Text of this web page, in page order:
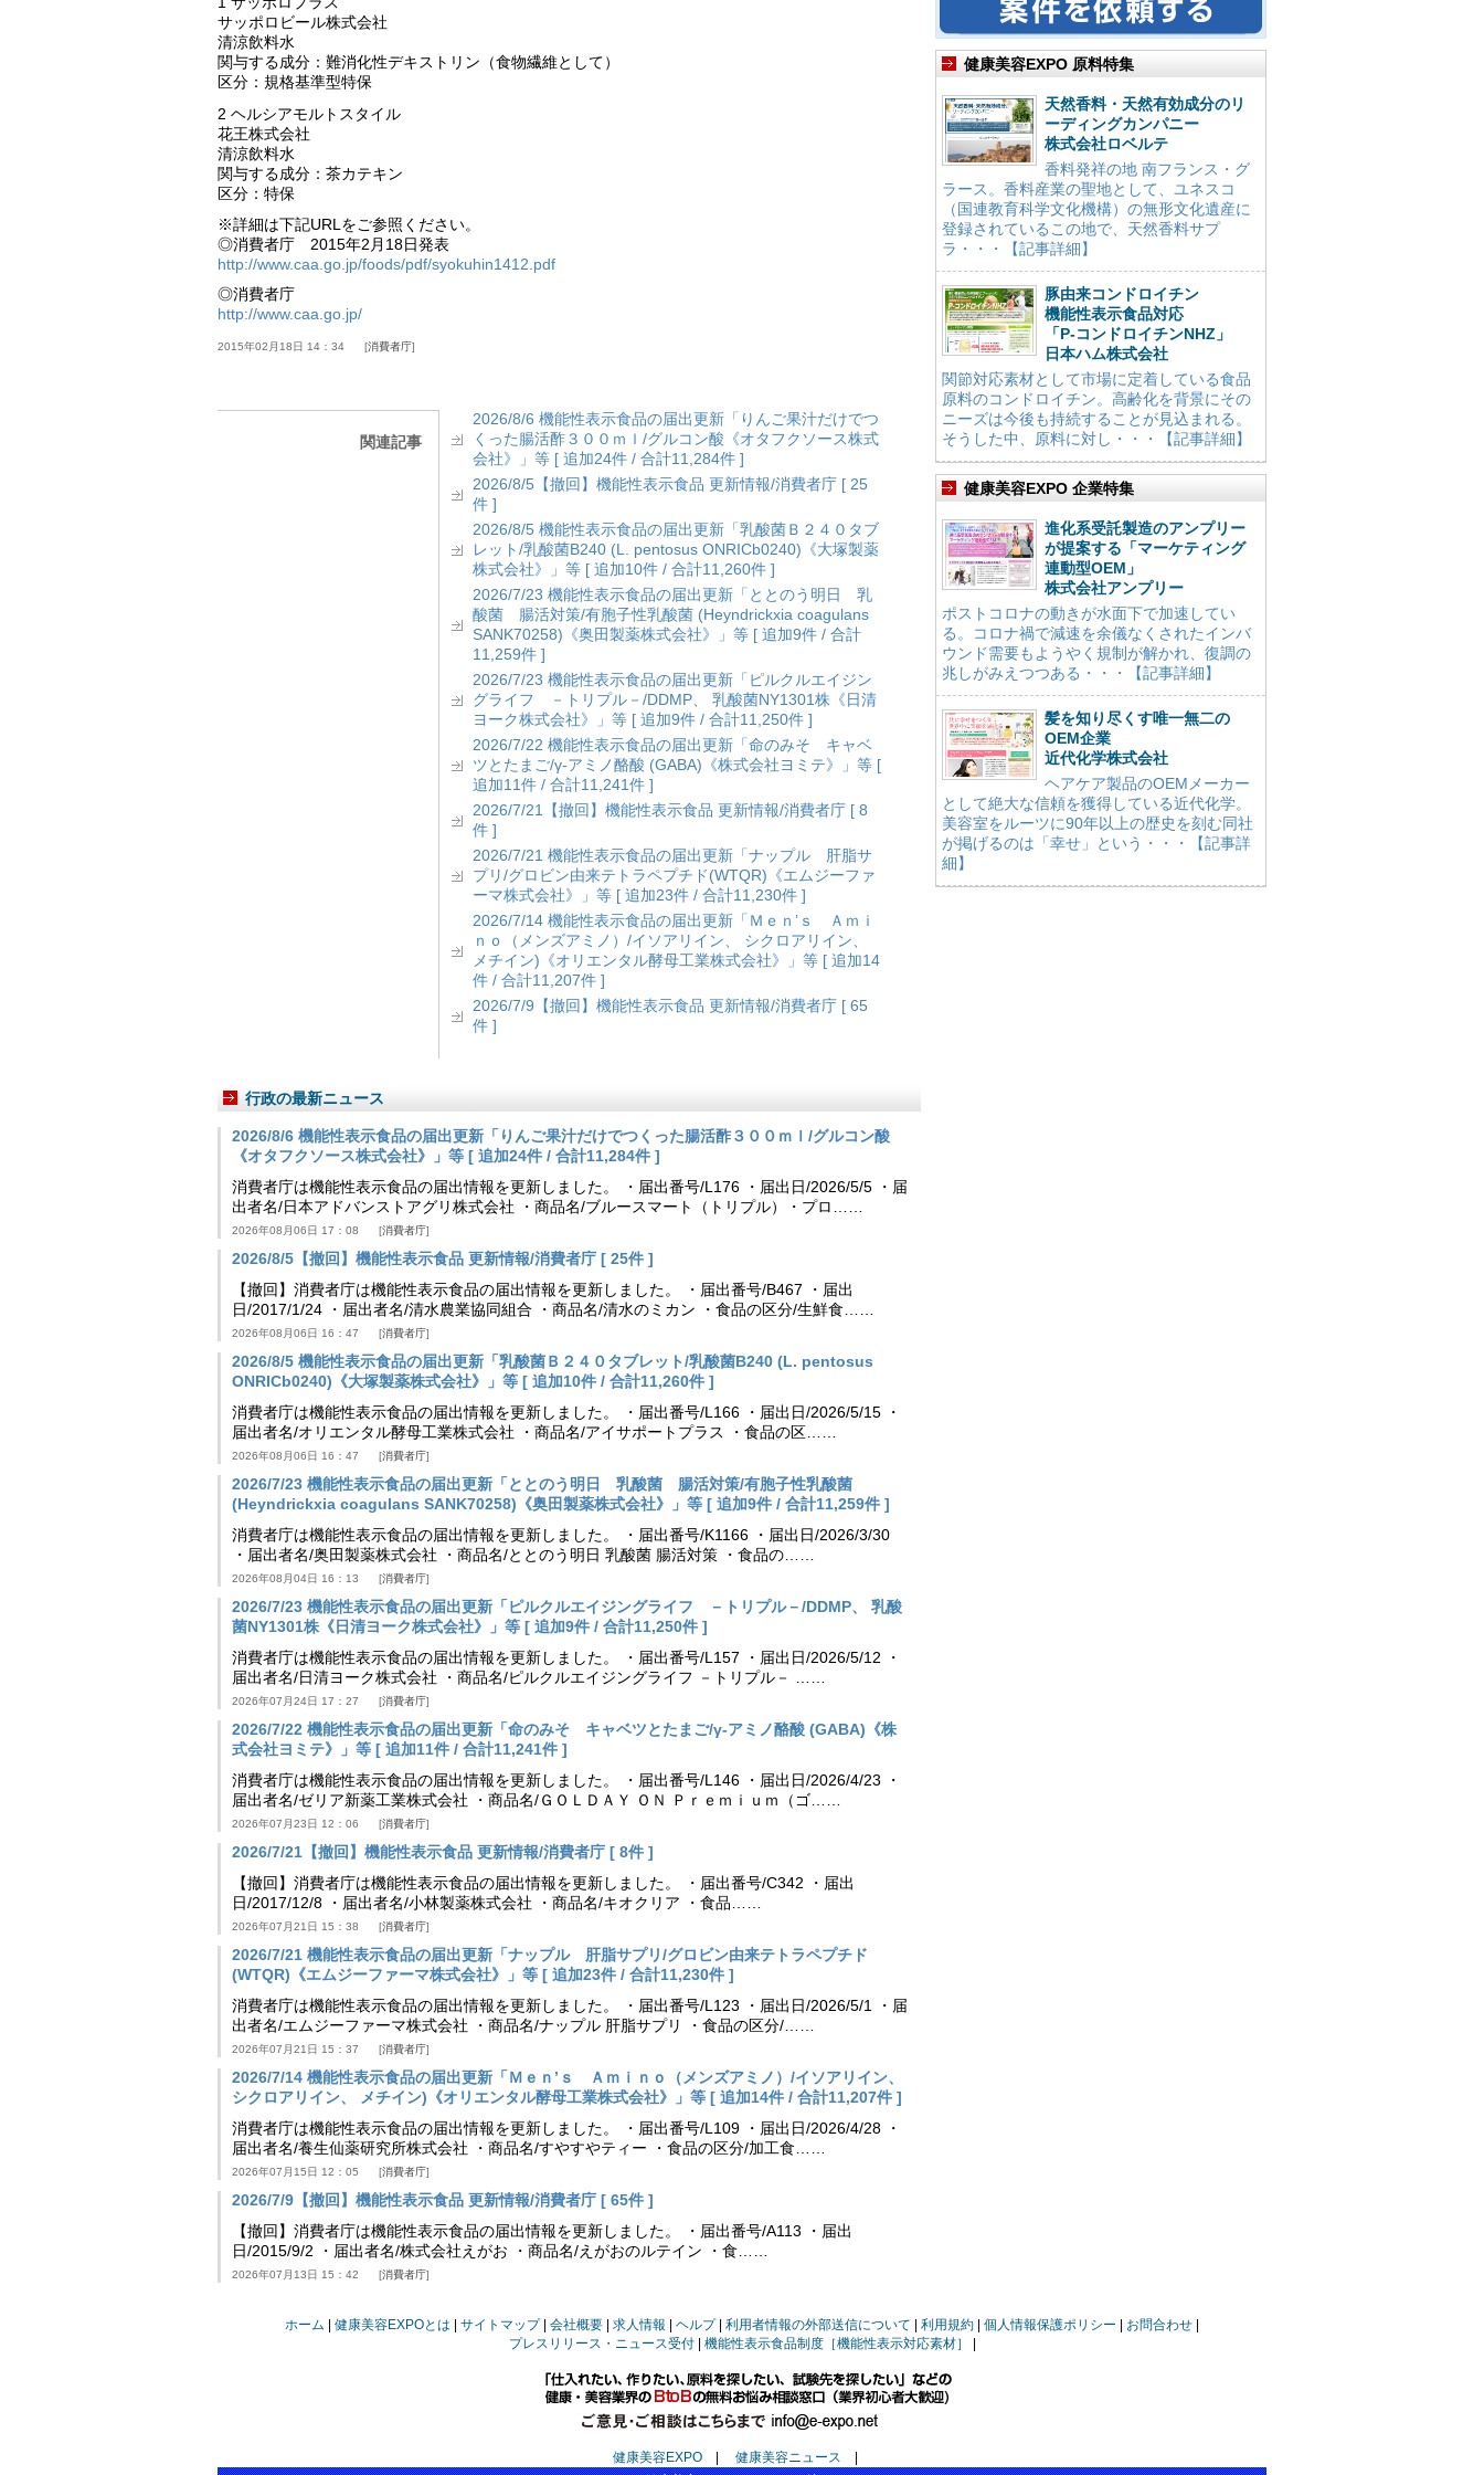
サッポロビール株式会社
清涼飲料水
関与する成分：難消化性デキストリン（食物繊維として）
区分：規格基準型特保
2 ヘルシアモルトスタイル
花王株式会社
清涼飲料水
関与する成分：茶カテキン
区分：特保
※詳細は下記URLをご参照ください。
◎消費者庁 2015年2月18日発表
http://www.caa.go.jp/foods/pdf/syokuhin1412.pdf
◎消費者庁
http://www.caa.go.jp/
2015年02月18日 14：34 消費者庁
関連記事
2026/8/6 機能性表示食品の届出更新「りんご果汁だけでつ
くった腸活酢３００ｍｌ/グルコン酸《オタフクソース株式
会社》」等 [ 追加24件 / 合計11,284件 ]
2026/8/5【撤回】機能性表示食品 更新情報/消費者庁 [ 25
件 ]
2026/8/5 機能性表示食品の届出更新「乳酸菌Ｂ２４０タブ
レット/乳酸菌B240 (L. pentosus ONRICb0240)《大塚製薬
株式会社》」等 [ 追加10件 / 合計11,260件 ]
2026/7/23 機能性表示食品の届出更新「ととのう明日 乳
酸菌 腸活対策/有胞子性乳酸菌 (Heyndrickxia coagulans
SANK70258)《奥田製薬株式会社》」等 [ 追加9件 / 合計
11,259件 ]
2026/7/23 機能性表示食品の届出更新「ピルクルエイジン
グライフ －トリプル－/DDMP、 乳酸菌NY1301株《日清
ヨーク株式会社》」等 [ 追加9件 / 合計11,250件 ]
2026/7/22 機能性表示食品の届出更新「命のみそ キャベ
ツとたまご/γ-アミノ酪酸 (GABA)《株式会社ヨミテ》」等 [
追加11件 / 合計11,241件 ]
2026/7/21【撤回】機能性表示食品 更新情報/消費者庁 [ 8
件 ]
2026/7/21 機能性表示食品の届出更新「ナップル 肝脂サ
プリ/グロビン由来テトラペプチド(WTQR)《エムジーファ
ーマ株式会社》」等 [ 追加23件 / 合計11,230件 ]
2026/7/14 機能性表示食品の届出更新「Ｍｅｎ’ｓ Ａｍｉ
ｎｏ（メンズアミノ）/イソアリイン、 シクロアリイン、
メチイン)《オリエンタル酵母工業株式会社》」等 [ 追加14
件 / 合計11,207件 ]
2026/7/9【撤回】機能性表示食品 更新情報/消費者庁 [ 65
件 ]
行政の最新ニュース
2026/8/6 機能性表示食品の届出更新「りんご果汁だけでつくった腸活酢３００ｍｌ/グルコン酸
《オタフクソース株式会社》」等 [ 追加24件 / 合計11,284件 ]
消費者庁は機能性表示食品の届出情報を更新しました。 ・届出番号/L176 ・届出日/2026/5/5 ・届
出者名/日本アドバンストアグリ株式会社 ・商品名/ブルースマート（トリプル）・プロ……
2026年08月06日 17：08 消費者庁
2026/8/5【撤回】機能性表示食品 更新情報/消費者庁 [ 25件 ]
【撤回】消費者庁は機能性表示食品の届出情報を更新しました。 ・届出番号/B467 ・届出
日/2017/1/24 ・届出者名/清水農業協同組合 ・商品名/清水のミカン ・食品の区分/生鮮食……
2026年08月06日 16：47 消費者庁
2026/8/5 機能性表示食品の届出更新「乳酸菌Ｂ２４０タブレット/乳酸菌B240 (L. pentosus
ONRICb0240)《大塚製薬株式会社》」等 [ 追加10件 / 合計11,260件 ]
消費者庁は機能性表示食品の届出情報を更新しました。 ・届出番号/L166 ・届出日/2026/5/15 ・
届出者名/オリエンタル酵母工業株式会社 ・商品名/アイサポートプラス ・食品の区……
2026年08月06日 16：47 消費者庁
2026/7/23 機能性表示食品の届出更新「ととのう明日 乳酸菌 腸活対策/有胞子性乳酸菌
(Heyndrickxia coagulans SANK70258)《奥田製薬株式会社》」等 [ 追加9件 / 合計11,259件 ]
消費者庁は機能性表示食品の届出情報を更新しました。 ・届出番号/K1166 ・届出日/2026/3/30
・届出者名/奥田製薬株式会社 ・商品名/ととのう明日 乳酸菌 腸活対策 ・食品の……
2026年08月04日 16：13 消費者庁
2026/7/23 機能性表示食品の届出更新「ピルクルエイジングライフ －トリプル－/DDMP、 乳酸
菌NY1301株《日清ヨーク株式会社》」等 [ 追加9件 / 合計11,250件 ]
消費者庁は機能性表示食品の届出情報を更新しました。 ・届出番号/L157 ・届出日/2026/5/12 ・
届出者名/日清ヨーク株式会社 ・商品名/ピルクルエイジングライフ －トリプル－ ……
2026年07月24日 17：27 消費者庁
2026/7/22 機能性表示食品の届出更新「命のみそ キャベツとたまご/γ-アミノ酪酸 (GABA)《株
式会社ヨミテ》」等 [ 追加11件 / 合計11,241件 ]
消費者庁は機能性表示食品の届出情報を更新しました。 ・届出番号/L146 ・届出日/2026/4/23 ・
届出者名/ゼリア新薬工業株式会社 ・商品名/ＧＯＬＤＡＹ ＯＮ Ｐｒｅｍｉｕｍ（ゴ……
2026年07月23日 12：06 消費者庁
2026/7/21【撤回】機能性表示食品 更新情報/消費者庁 [ 8件 ]
【撤回】消費者庁は機能性表示食品の届出情報を更新しました。 ・届出番号/C342 ・届出
日/2017/12/8 ・届出者名/小林製薬株式会社 ・商品名/キオクリア ・食品……
2026年07月21日 15：38 消費者庁
2026/7/21 機能性表示食品の届出更新「ナップル 肝脂サプリ/グロビン由来テトラペプチド
(WTQR)《エムジーファーマ株式会社》」等 [ 追加23件 / 合計11,230件 ]
消費者庁は機能性表示食品の届出情報を更新しました。 ・届出番号/L123 ・届出日/2026/5/1 ・届
出者名/エムジーファーマ株式会社 ・商品名/ナップル 肝脂サプリ ・食品の区分/……
2026年07月21日 15：37 消費者庁
2026/7/14 機能性表示食品の届出更新「Ｍｅｎ’ｓ Ａｍｉｎｏ（メンズアミノ）/イソアリイン、
シクロアリイン、 メチイン)《オリエンタル酵母工業株式会社》」等 [ 追加14件 / 合計11,207件 ]
消費者庁は機能性表示食品の届出情報を更新しました。 ・届出番号/L109 ・届出日/2026/4/28 ・
届出者名/養生仙薬研究所株式会社 ・商品名/すやすやティー ・食品の区分/加工食……
2026年07月15日 12：05 消費者庁
2026/7/9【撤回】機能性表示食品 更新情報/消費者庁 [ 65件 ]
【撤回】消費者庁は機能性表示食品の届出情報を更新しました。 ・届出番号/A113 ・届出
日/2015/9/2 ・届出者名/株式会社えがお ・商品名/えがおのルテイン ・食……
2026年07月13日 15：42 消費者庁
健康美容EXPO 原料特集
天然香料・天然有効成分のリ
ーディングカンパニー
株式会社ロベルテ
香料発祥の地 南フランス・グ
ラース。香料産業の聖地として、ユネスコ
（国連教育科学文化機構）の無形文化遺産に
登録されているこの地で、天然香料サプ
ラ・・・【記事詳細】
豚由来コンドロイチン
機能性表示食品対応
「P-コンドロイチンNHZ」
日本ハム株式会社
関節対応素材として市場に定着している食品
原料のコンドロイチン。高齢化を背景にその
ニーズは今後も持続することが見込まれる。
そうした中、原料に対し・・・【記事詳細】
健康美容EXPO 企業特集
進化系受託製造のアンプリー
が提案する「マーケティング
連動型OEM」
株式会社アンプリー
ポストコロナの動きが水面下で加速してい
る。コロナ禍で減速を余儀なくされたインバ
ウンド需要もようやく規制が解かれ、復調の
兆しがみえつつある・・・【記事詳細】
髪を知り尽くす唯一無二の
OEM企業
近代化学株式会社
ヘアケア製品のOEMメーカー
として絶大な信頼を獲得している近代化学。
美容室をルーツに90年以上の歴史を刻む同社
が掲げるのは「幸せ」という・・・【記事詳
細】
ホーム 健康美容EXPOとは サイトマップ 会社概要 求人情報 ヘルプ 利用者情報の外部送信について 利用規約 個人情報保護ポリシー
お問合わせ
プレスリリース・ニュース受付
機能性表示食品制度［機能性表示対応素材］
健康美容EXPO 健康美容ニュース